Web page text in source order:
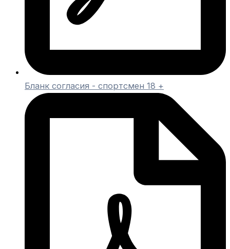
Бланк согласия - спортсмен 18 +